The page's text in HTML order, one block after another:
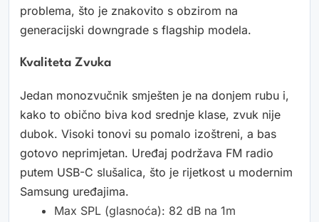
problema, što je znakovito s obzirom na
generacijski downgrade s flagship modela.
Kvaliteta Zvuka
Jedan monozvučnik smješten je na donjem rubu i,
kako to obično biva kod srednje klase, zvuk nije
dubok. Visoki tonovi su pomalo izoštreni, a bas
gotovo neprimjetan. Uređaj podržava FM radio
putem USB-C slušalica, što je rijetkost u modernim
Samsung uređajima.
Max SPL (glasnoća): 82 dB na 1m